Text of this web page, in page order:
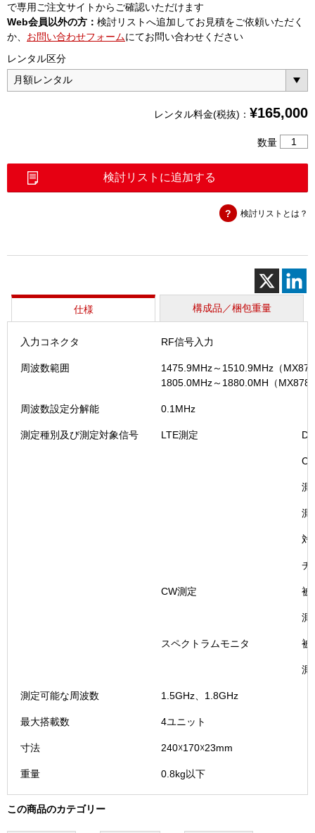
で専用ご注文サイトからご確認いただけます
Web会員以外の方： 検討リストへ追加してお見積をご依頼いただく
か、 お問い合わせフォームにてお問い合わせください
レンタル区分
レンタル料金(税抜)： ¥165,000
数量
LTE
ッ
対
応
検討リストに追加する
検討リストとは？
仕様 構成品／梱包重量
入力コネクタ RF信号入力
周波数範囲
1475.9MHz～1510.9MHz（
1805.0MHz～1880.0MH（
周波数設定分解能 0.1MHz
測定種別及び測定対象信号 LTE測定
測
測
対
チ
CW測定 被
測
スペクトラムモニタ 被
測
測定可能な周波数 1.5GHz、1.8GHz
最大搭載数 4ユニット
寸法 240☓170☓23mm
重量 0.8kg以下
この商品のカテゴリー